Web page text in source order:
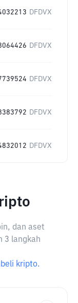
DFDVX
DFDVX
DFDVX
DFDVX
DFDVX
dan aset
3 langkah
kripto.